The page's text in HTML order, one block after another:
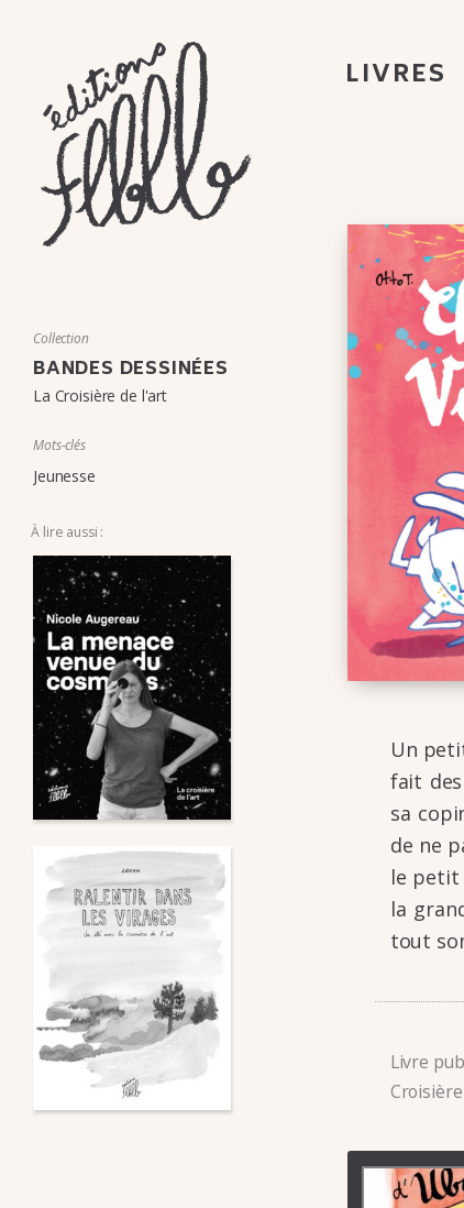
ÉDITIONS
FLBLB
D'ÉDITION
DE
BANDE
DESSINÉE,
PHOTO,
FLIP-
BOOK
LIVRES
Un
fait
sa
de ne
le petit
la
tout
Livre
Croisière
Collection
BANDES DESSINÉES
La Croisière de l'art
Mots-clés
Jeunesse
À lire aussi :